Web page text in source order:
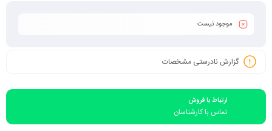
موجود نیست
گزارش نادرستی مشخصات
ارتباط با فروش
تماس با کارشناسان